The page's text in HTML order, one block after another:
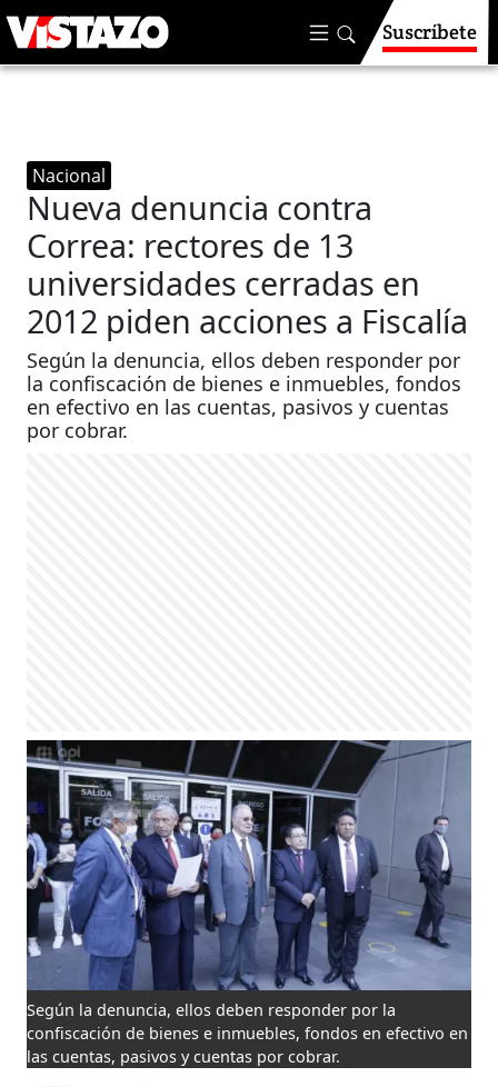
Suscríbete
Nacional
Nueva denuncia contra
Correa: rectores de 13
universidades cerradas en
2012 piden acciones a Fiscalía
Según la denuncia, ellos deben responder por
la confiscación de bienes e inmuebles, fondos
en efectivo en las cuentas, pasivos y cuentas
por cobrar.
Según la denuncia, ellos deben responder por la
confiscación de bienes e inmuebles, fondos en efectivo en
las cuentas, pasivos y cuentas por cobrar.